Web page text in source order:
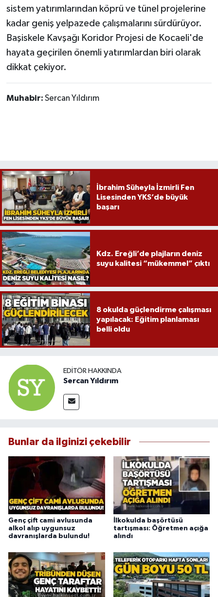
sistem yatırımlarından köprü ve tünel projelerine
kadar geniş yelpazede çalışmalarını sürdürüyor.
Başiskele Kavşağı Koridor Projesi de Kocaeli'de
hayata geçirilen önemli yatırımlardan biri olarak
dikkat çekiyor.
Muhabir: Sercan Yıldırım
İbrahim Süheyla İzmirli Fen
Lisesinden YKS’de büyük
başarı
Kdz. Ereğli’de plajların deniz
suyu kalitesi “mükemmel” çıktı
8 okulda güçlendirme çalışması
yapılacak: Eğitim planlaması
belli oldu
EDITÖR HAKKINDA
Sercan Yıldırım
Bunlar da ilginizi çekebilir
Genç çift cami avlusunda
alkol alıp uygunsuz
davranışlarda bulundu!
İlkokulda başörtüsü
tartışması: Öğretmen açığa
alındı